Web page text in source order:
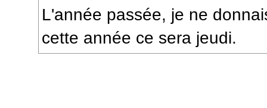
L'année passée, je ne
cette année ce sera jeudi.